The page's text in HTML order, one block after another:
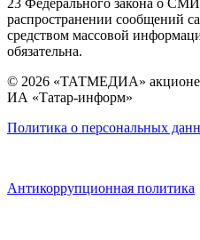
23 Федерального закона о
распространении сообщений
средством массовой
обязательна.
© 2026 «ТАТМЕДИА»
ИА «Татар-информ»
Политика о персональных
Антикоррупционная политика